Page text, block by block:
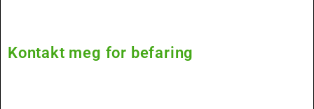
Kontakt meg for befaring